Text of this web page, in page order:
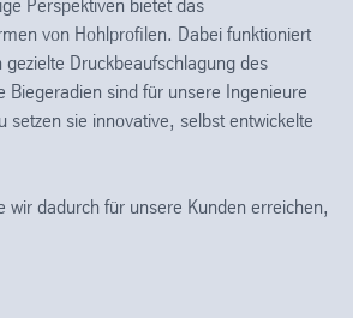
Perspektiven bietet das
von Hohlprofilen. Dabei funktioniert
Druckbeaufschlagung des
Biegeradien sind für unsere Ingenieure
setzen sie innovative, selbst entwickelte
wir dadurch für unsere Kunden erreichen,